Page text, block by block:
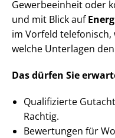
Gewerbeeinheit oder
und mit Blick auf
im Vorfeld telefonisch,
welche Unterlagen
Das dürfen Sie
Qualifizierte
Rachtig.
Bewertungen für